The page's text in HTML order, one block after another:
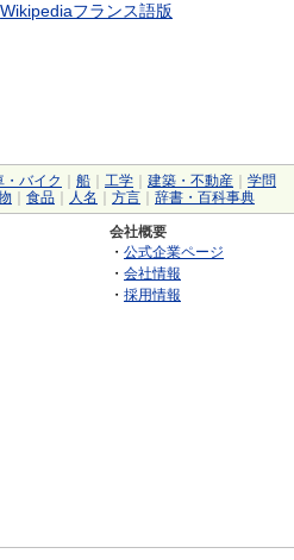
Wikipediaフランス語版
・バイク 船 工学 建築・不動産
学問
食品 人名 方言 辞書・百科事典
会社概要
・ 公式企業ページ
・ 会社情報
・ 採用情報